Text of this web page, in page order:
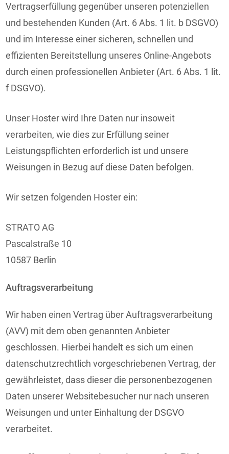
Vertragserfüllung gegenüber unseren potenziellen
und bestehenden Kunden (Art. 6 Abs. 1 lit. b DSGVO)
und im Interesse einer sicheren, schnellen und
effizienten Bereitstellung unseres Online-Angebots
durch einen professionellen Anbieter (Art. 6 Abs. 1 lit.
f DSGVO).
Unser Hoster wird Ihre Daten nur insoweit
verarbeiten, wie dies zur Erfüllung seiner
Leistungspflichten erforderlich ist und unsere
Weisungen in Bezug auf diese Daten befolgen.
Wir setzen folgenden Hoster ein:
STRATO AG
Pascalstraße 10
10587 Berlin
Auftragsverarbeitung
Wir haben einen Vertrag über Auftragsverarbeitung
(AVV) mit dem oben genannten Anbieter
geschlossen. Hierbei handelt es sich um einen
datenschutzrechtlich vorgeschriebenen Vertrag, der
gewährleistet, dass dieser die personenbezogenen
Daten unserer Websitebesucher nur nach unseren
Weisungen und unter Einhaltung der DSGVO
verarbeitet.